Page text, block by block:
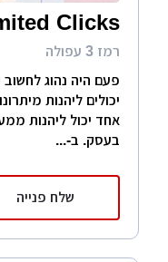
Clicks
רמז 3 עפולה
פעם היה נהוג לחשוב
יכולים ליהנות
אחד יכול ליהנות
בעסק. ב-...
שלח פנייה